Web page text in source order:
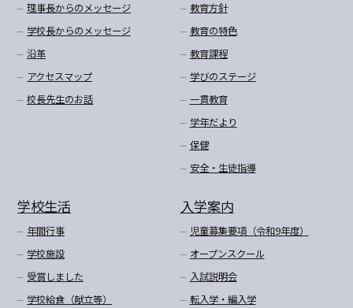
理事長からのメッセージ
学校長からのメッセージ
沿革
アクセスマップ
校長先生のお話
教育方針
教育の特色
教育課程
学びのステージ
一貫教育
学年だより
保健
安全・生徒指導
学校生活
年間行事
学校施設
受賞しました
学校給食（献立等）
入学案内
児童募集要項（令和9年度）
オープンスクール
入試説明会
転入学・編入学